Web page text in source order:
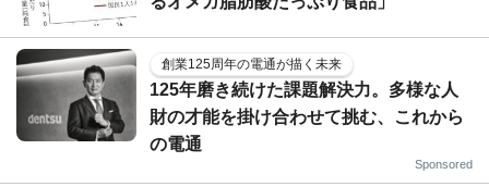
創業125周年の電通が描く未来
125年磨き続けた課題解決力。多様な人
財の才能を掛け合わせて挑む、これから
の電通
Sponsored